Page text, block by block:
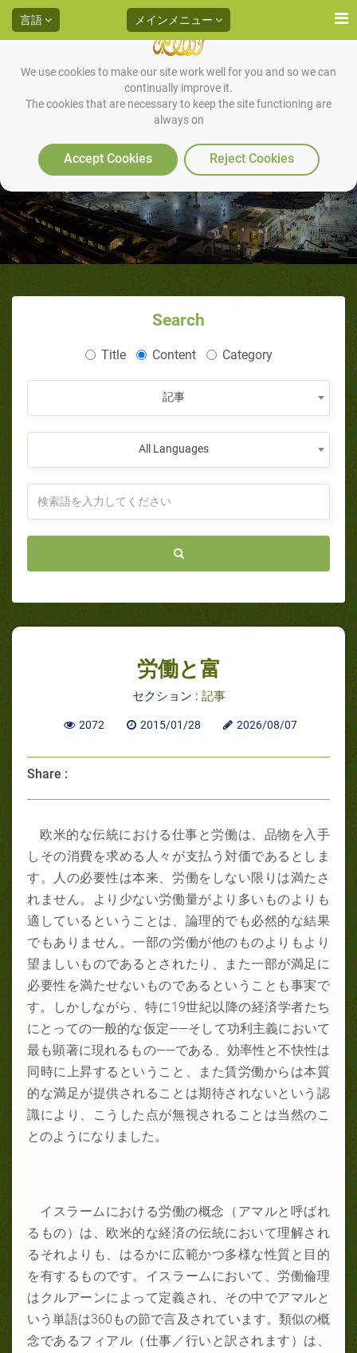
We use cookies to make our site work well for you and so we can
continually improve it.
The cookies that are necessary to keep the site functioning are
always on
Accept Cookies Reject Cookies
言語 メインメニュー
労働と富
Search
Title Content Category
記事
All Languages
労働と富
セクション : 記事
2072 2015/01/28 2026/08/07
Share :
欧米的な伝統における仕事と労働は、品物を入手
しその消費を求める人々が支払う対価であるとしま
す。人の必要性は本来、労働をしない限りは満たさ
れません。より少ない労働量がより多いものよりも
適しているということは、論理的でも必然的な結果
でもありません。一部の労働が他のものよりもより
望ましいものであるとされたり、また一部が満足に
必要性を満たせないものであるということも事実で
す。しかしながら、特に19世紀以降の経済学者たち
にとっての一般的な仮定――そして功利主義において
最も顕著に現れるもの――である、効率性と不快性は
同時に上昇するということ、また賃労働からは本質
的な満足が提供されることは期待されないという認
識により、こうした点が無視されることは当然のこ
とのようになりました。
イスラームにおける労働の概念（アマルと呼ばれ
るもの）は、欧米的な経済の伝統において理解され
るそれよりも、はるかに広範かつ多様な性質と目的
を有するものです。イスラームにおいて、労働倫理
はクルアーンによって定義され、その中でアマルと
いう単語は360もの節で言及されています。類似の概
念であるフィアル（仕事／行いと訳されます）は、